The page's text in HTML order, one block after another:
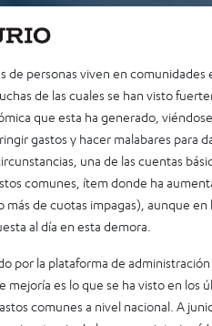
de personas viven en comunidades
de las cuales se han visto
que esta ha generado,
gastos y hacer malabares para
una de las cuentas
comunes, ítem donde ha
más de cuotas impagas), aunque
al día en esta demora.
por la plataforma de
mejoría es lo que se ha visto en los
comunes a nivel nacional. A